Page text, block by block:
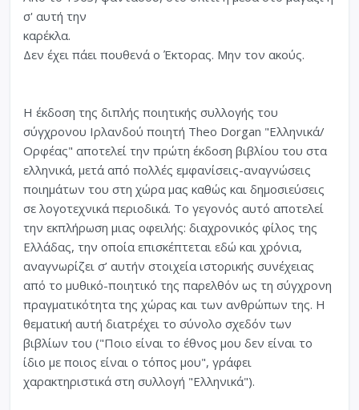
σ' αυτή την
καρέκλα.
Δεν έχει πάει πουθενά ο Έκτορας. Μην τον ακούς.
Η έκδοση της διπλής ποιητικής συλλογής του
σύγχρονου Ιρλανδού ποιητή Theo Dorgan "Ελληνικά/
Ορφέας" αποτελεί την πρώτη έκδοση βιβλίου του στα
ελληνικά, μετά από πολλές εμφανίσεις-αναγνώσεις
ποιημάτων του στη χώρα μας καθώς και δημοσιεύσεις
σε λογοτεχνικά περιοδικά. Το γεγονός αυτό αποτελεί
την εκπλήρωση μιας οφειλής: διαχρονικός φίλος της
Ελλάδας, την οποία επισκέπτεται εδώ και χρόνια,
αναγνωρίζει σ’ αυτήν στοιχεία ιστορικής συνέχειας
από το μυθικό-ποιητικό της παρελθόν ως τη σύγχρονη
πραγματικότητα της χώρας και των ανθρώπων της. Η
θεματική αυτή διατρέχει το σύνολο σχεδόν των
βιβλίων του ("Ποιο είναι το έθνος μου δεν είναι το
ίδιο με ποιος είναι ο τόπος μου", γράφει
χαρακτηριστικά στη συλλογή "Ελληνικά").